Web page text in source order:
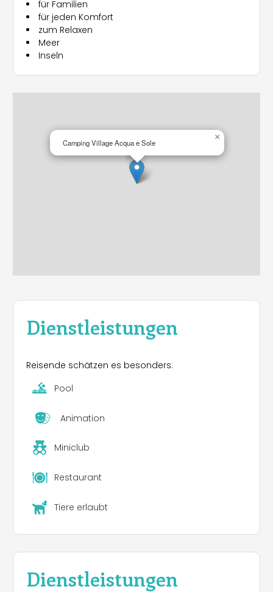
Solarium zur Verfügung.
Der Campingplatz bietet eine einzigartige
Kombination aus Komfort, Natur und
Unterhaltung – für unvergessliche Ferien
unter der Sonne Korsikas.
für Familien
für jeden Komfort
zum Relaxen
Meer
Inseln
Camping Village Acqua e Sole
×
Dienstleistungen
Reisende schätzen es besonders:
Pool
Animation
Miniclub
Restaurant
Tiere erlaubt
Dienstleistungen